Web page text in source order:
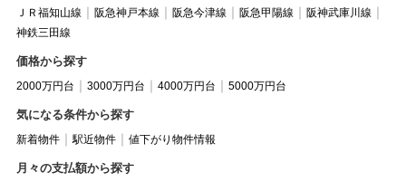
ＪＲ福知山線
阪急神戸本線 阪急今津線 阪急甲陽線
阪神武庫川線
神鉄三田線
価格から探す
2000万円台 3000万円台 4000万円台 5000万円台
気になる条件から探す
新着物件 駅近物件 値下がり物件情報
月々の支払額から探す